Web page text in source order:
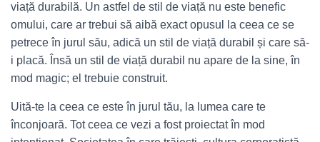
viață durabilă. Un astfel de stil de viață nu este benefic
omului, care ar trebui să aibă exact opusul la ceea ce se
petrece în jurul său, adică un stil de viață durabil și care să-
i placă. Însă un stil de viață durabil nu apare de la sine, în
mod magic; el trebuie construit.
Uită-te la ceea ce este în jurul tău, la lumea care te
înconjoară. Tot ceea ce vezi a fost proiectat în mod